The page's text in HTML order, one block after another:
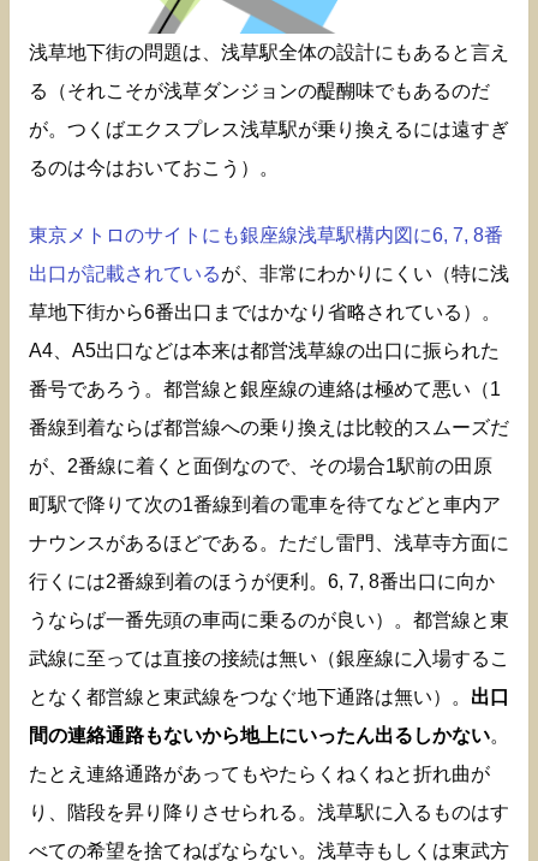
浅草地下街の問題は、浅草駅全体の設計にもあると言え
る（それこそが浅草ダンジョンの醍醐味でもあるのだ
が。つくばエクスプレス浅草駅が乗り換えるには遠すぎ
るのは今はおいておこう）。
東京メトロのサイトにも銀座線浅草駅構内図に6, 7, 8番
出口が記載されているが、非常にわかりにくい（特に浅
草地下街から6番出口まではかなり省略されている）。
A4、A5出口などは本来は都営浅草線の出口に振られた
番号であろう。都営線と銀座線の連絡は極めて悪い（1
番線到着ならば都営線への乗り換えは比較的スムーズだ
が、2番線に着くと面倒なので、その場合1駅前の田原
町駅で降りて次の1番線到着の電車を待てなどと車内ア
ナウンスがあるほどである。ただし雷門、浅草寺方面に
行くには2番線到着のほうが便利。6, 7, 8番出口に向か
うならば一番先頭の車両に乗るのが良い）。都営線と東
武線に至っては直接の接続は無い（銀座線に入場するこ
となく都営線と東武線をつなぐ地下通路は無い）。 出口
間の連絡通路もないから地上にいったん出るしかない。
たとえ連絡通路があってもやたらくねくねと折れ曲が
り、階段を昇り降りさせられる。浅草駅に入るものはす
べての希望を捨てねばならない。浅草寺もしくは東武方